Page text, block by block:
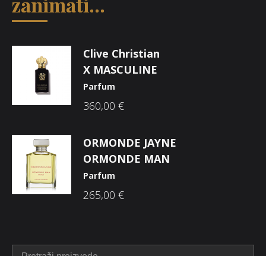
Clive Christian
X MASCULINE
Parfum
360,00 €
ORMONDE JAYNE
ORMONDE MAN
Parfum
265,00 €